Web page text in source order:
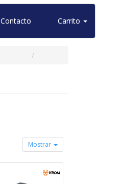
Contacto Carrito
Mostrar